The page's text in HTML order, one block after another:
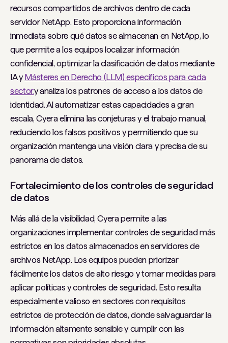
recursos compartidos de archivos dentro de cada
servidor NetApp. Esto proporciona información
inmediata sobre qué datos se almacenan en NetApp, lo
que permite a los equipos localizar información
confidencial, optimizar la clasificación de datos mediante
IA yMásteres en Derecho (LLM) específicos para cada
sector.y analiza los patrones de acceso a los datos de
identidad. Al automatizar estas capacidades a gran
escala, Cyera elimina las conjeturas y el trabajo manual,
reduciendo los falsos positivos y permitiendo que su
organización mantenga una visión clara y precisa de su
panorama de datos.
Fortalecimiento de los controles de seguridad
de datos
Más allá de la visibilidad, Cyera permite a las
organizaciones implementar controles de seguridad más
estrictos en los datos almacenados en servidores de
archivos NetApp. Los equipos pueden priorizar
fácilmente los datos de alto riesgo y tomar medidas para
aplicar políticas y controles de seguridad. Esto resulta
especialmente valioso en sectores con requisitos
estrictos de protección de datos, donde salvaguardar la
información altamente sensible y cumplir con las